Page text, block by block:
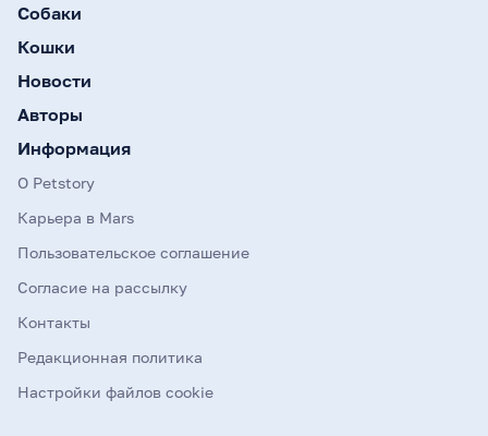
Собаки
Кошки
Новости
Авторы
Информация
О Petstory
Карьера в Mars
Пользовательское соглашение
Согласие на рассылку
Контакты
Редакционная политика
Настройки файлов cookie